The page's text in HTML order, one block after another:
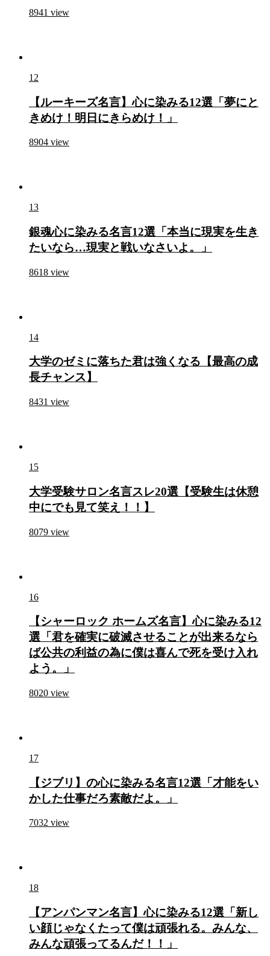
8941 view
12
【ルーキーズ名言】心に染みる12選「夢にと
きめけ！明日にきらめけ！」
8904 view
13
銀魂心に染みる名言12選「本当に現実を生き
たいなら…現実と戦いなさいよ。」
8618 view
14
大学のゼミに落ちた君は強くなる【最高の成
長チャンス】
8431 view
15
大学受験サロン名言スレ20選【受験生は休憩
中にでも見て笑え！！】
8079 view
16
【シャーロック ホームズ名言】心に染みる12
選「君を確実に破滅させることが出来るなら
ば公共の利益の為に僕は喜んで死を受け入れ
よう。」
8020 view
17
【ジブリ】の心に染みる名言12選「才能をい
かした仕事だろ素敵だよ。」
7032 view
18
【アンパンマン名言】心に染みる12選「新し
い顔じゃなくたって僕は頑張れる。みんな、
みんな頑張ってるんだ！！」